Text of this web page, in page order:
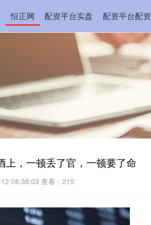
恒正网 配资平台实盘 配资平台配资
上，一顿丢了官，一顿要了命
08:38:03 查看：215